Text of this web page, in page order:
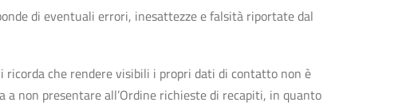
di eventuali errori, inesattezze e falsità riportate dal
che rendere visibili i propri dati di contatto non è
non presentare all’Ordine richieste di recapiti, in quanto